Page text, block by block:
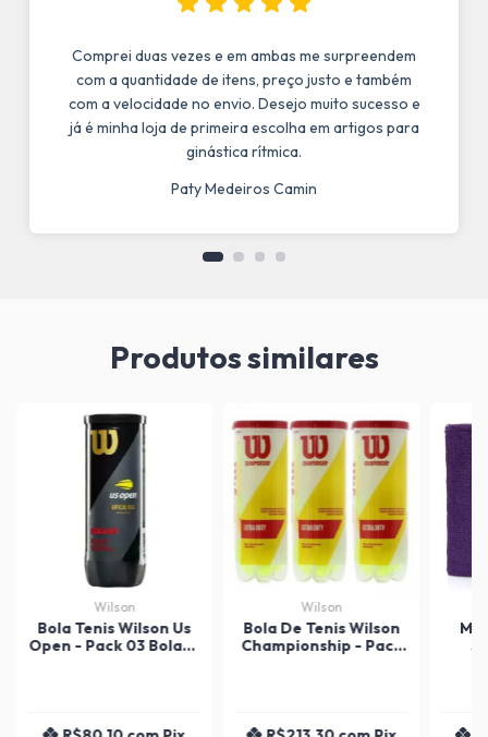
Comprei duas vezes e em ambas me surpreendem
com a quantidade de itens, preço justo e também
com a velocidade no envio. Desejo muito sucesso e
já é minha loja de primeira escolha em artigos para
ginástica rítmica.
Paty Medeiros Camin
Produtos similares
Wilson
Bola Tenis Wilson Us
Open - Pack 03 Bolas -
Wilson
Bola De Tenis Wilson
Championship - Pack